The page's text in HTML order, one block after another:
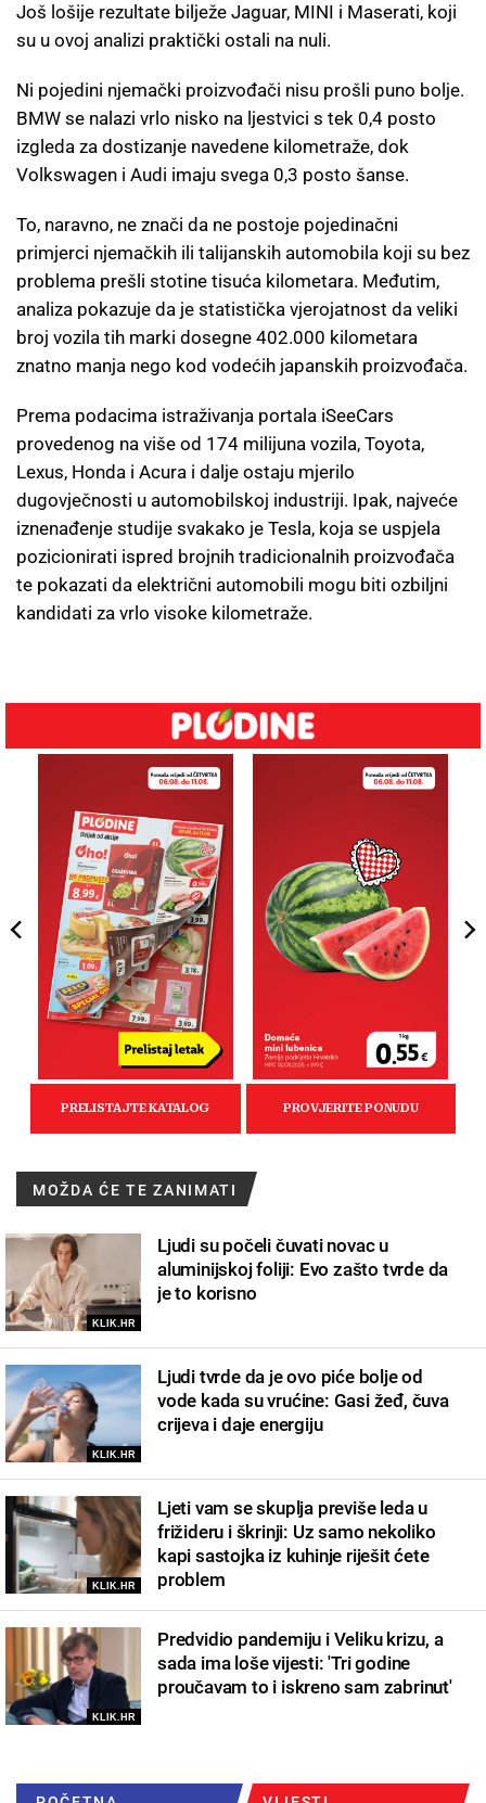
Još lošije rezultate bilježe Jaguar, MINI i Maserati, koji
su u ovoj analizi praktički ostali na nuli.
Ni pojedini njemački proizvođači nisu prošli puno bolje.
BMW se nalazi vrlo nisko na ljestvici s tek 0,4 posto
izgleda za dostizanje navedene kilometraže, dok
Volkswagen i Audi imaju svega 0,3 posto šanse.
To, naravno, ne znači da ne postoje pojedinačni
primjerci njemačkih ili talijanskih automobila koji su bez
problema prešli stotine tisuća kilometara. Međutim,
analiza pokazuje da je statistička vjerojatnost da veliki
broj vozila tih marki dosegne 402.000 kilometara
znatno manja nego kod vodećih japanskih proizvođača.
Prema podacima istraživanja portala iSeeCars
provedenog na više od 174 milijuna vozila, Toyota,
Lexus, Honda i Acura i dalje ostaju mjerilo
dugovječnosti u automobilskoj industriji. Ipak, najveće
iznenađenje studije svakako je Tesla, koja se uspjela
pozicionirati ispred brojnih tradicionalnih proizvođača
te pokazati da električni automobili mogu biti ozbiljni
kandidati za vrlo visoke kilometraže.
MOŽDA ĆE TE ZANIMATI
KLIK.HR
Ljudi su počeli čuvati novac u
aluminijskoj foliji: Evo zašto tvrde da
je to korisno
KLIK.HR
Ljudi tvrde da je ovo piće bolje od
vode kada su vrućine: Gasi žeđ, čuva
crijeva i daje energiju
KLIK.HR
Ljeti vam se skuplja previše leda u
frižideru i škrinji: Uz samo nekoliko
kapi sastojka iz kuhinje riješit ćete
problem
KLIK.HR
Predvidio pandemiju i Veliku krizu, a
sada ima loše vijesti: 'Tri godine
proučavam to i iskreno sam zabrinut'